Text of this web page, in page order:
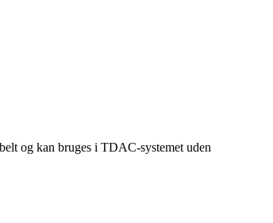
og kan bruges i TDAC-systemet uden